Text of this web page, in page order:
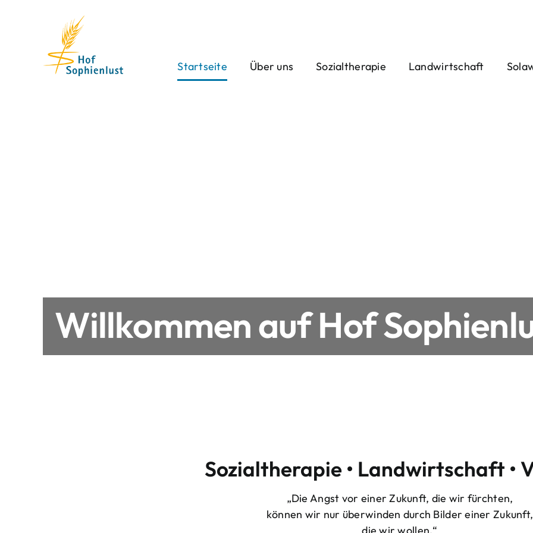
Startseite
Über uns Sozialtherapie Landwirtschaft
Willkommen auf Hof
Sozialtherapie • Landwirtschaft •
„Die Angst vor einer Zukunft, die wir fürchten,
können wir nur überwinden durch Bilder einer Zukunft,